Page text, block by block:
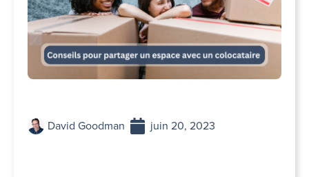
David Goodman juin 20, 2023